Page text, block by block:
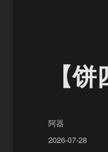
【
作
者
阿器
发
2026-07-28